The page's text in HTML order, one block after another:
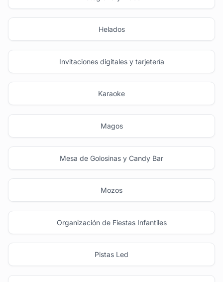
Helados
Invitaciones digitales y tarjetería
Karaoke
Magos
Mesa de Golosinas y Candy Bar
Mozos
Organización de Fiestas Infantiles
Pistas Led